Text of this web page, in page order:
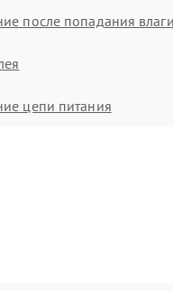
после попадания влаги
цепи питания